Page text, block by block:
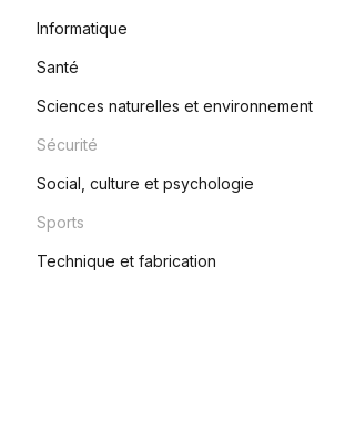
Informatique
Santé
Sciences naturelles et environnement
Sécurité
Social, culture et psychologie
Sports
Technique et fabrication